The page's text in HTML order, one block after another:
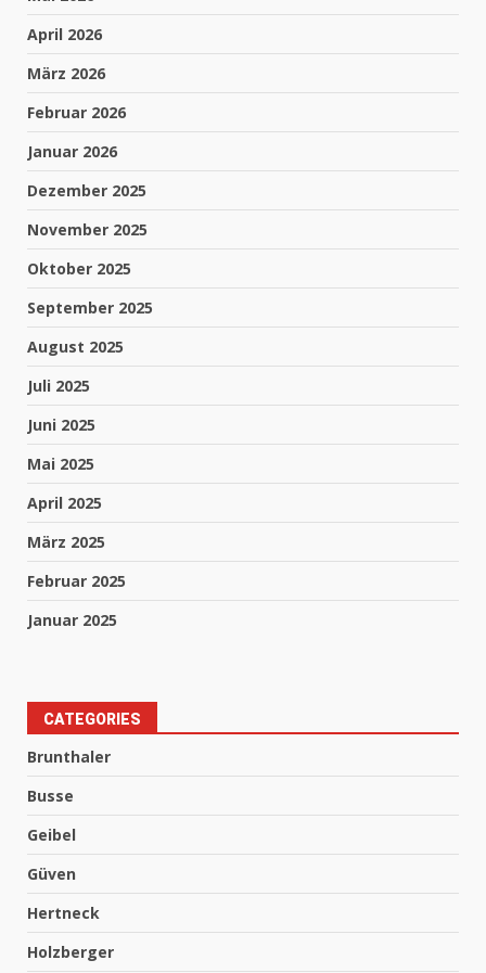
April 2026
März 2026
Februar 2026
Januar 2026
Dezember 2025
November 2025
Oktober 2025
September 2025
August 2025
Juli 2025
Juni 2025
Mai 2025
April 2025
März 2025
Februar 2025
Januar 2025
CATEGORIES
Brunthaler
Busse
Geibel
Güven
Hertneck
Holzberger